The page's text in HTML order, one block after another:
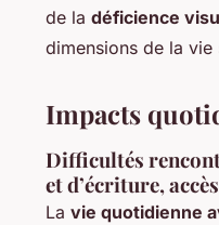
de la déficience
dimensions de la
Impacts
Difficultés
et d’écriture,
La vie quotidienne